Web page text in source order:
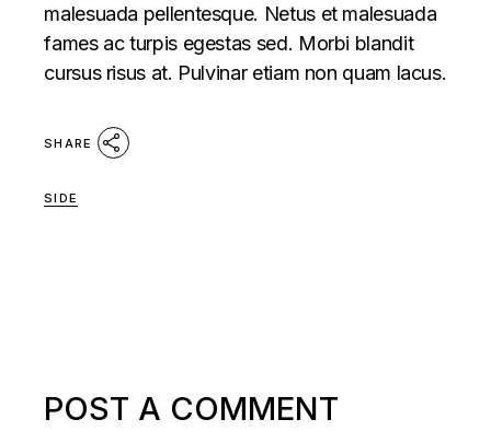
malesuada pellentesque. Netus et malesuada
fames ac turpis egestas sed. Morbi blandit
cursus risus at. Pulvinar etiam non quam lacus.
SHARE
SIDE
POST A COMMENT